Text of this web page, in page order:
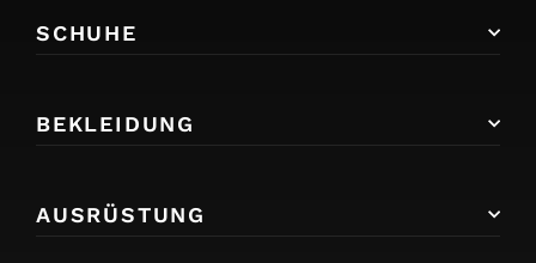
SCHUHE
BEKLEIDUNG
AUSRÜSTUNG